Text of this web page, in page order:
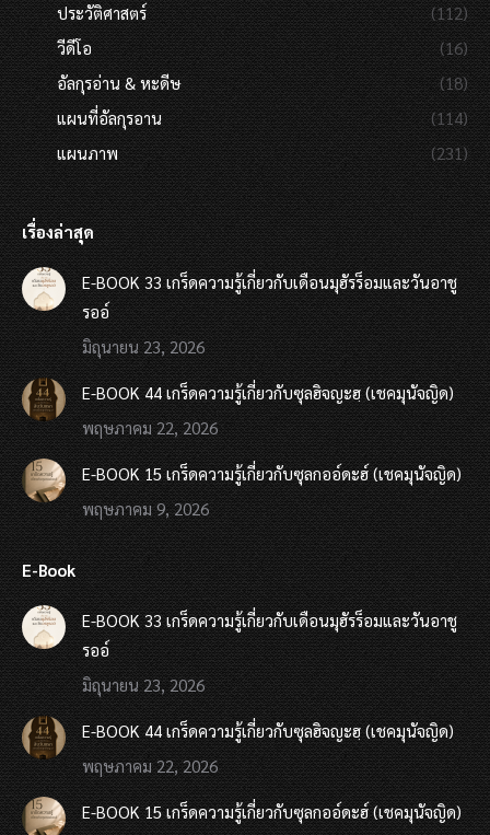
ประวัติศาสตร์
(112)
วีดีโอ
(16)
อัลกุรอ่าน & หะดีษ
(18)
แผนที่อัลกุรอาน
(114)
แผนภาพ
(231)
เรื่องล่าสุด
E-BOOK 33 เกร็ดความรู้เกี่ยวกับเดือนมุฮัรร็อมและวันอาชู
รออ์
มิถุนายน 23, 2026
E-BOOK 44 เกร็ดความรู้เกี่ยวกับซุลฮิจญะฮฺ (เชคมุนัจญิด)
พฤษภาคม 22, 2026
E-BOOK 15 เกร็ดความรู้เกี่ยวกับซุลกออ์ดะฮ์ (เชคมุนัจญิด)
พฤษภาคม 9, 2026
E-Book
E-BOOK 33 เกร็ดความรู้เกี่ยวกับเดือนมุฮัรร็อมและวันอาชู
รออ์
มิถุนายน 23, 2026
E-BOOK 44 เกร็ดความรู้เกี่ยวกับซุลฮิจญะฮฺ (เชคมุนัจญิด)
พฤษภาคม 22, 2026
E-BOOK 15 เกร็ดความรู้เกี่ยวกับซุลกออ์ดะฮ์ (เชคมุนัจญิด)